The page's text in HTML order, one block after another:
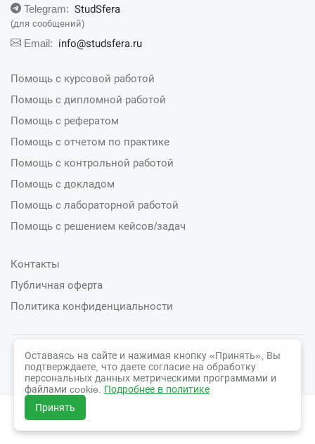
Telegram: StudSfera
(для сообщений)
Email: info@studsfera.ru
Помощь с курсовой работой
Помощь с дипломной работой
Помощь с рефератом
Помощь с отчетом по практике
Помощь с контрольной работой
Помощь с докладом
Помощь с лабораторной работой
Помощь с решением кейсов/задач
Контакты
Публичная оферта
Политика конфиденциальности
© 2026 СтудСфера
Оставаясь на сайте и нажимая кнопку «Принять», Вы
подтверждаете, что даете согласие на обработку
персональных данных метрическими программами и
файлами cookie. Подробнее в политике
Принять